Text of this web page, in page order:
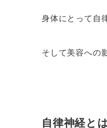
身体にとって自
そして美容への
自律神経と